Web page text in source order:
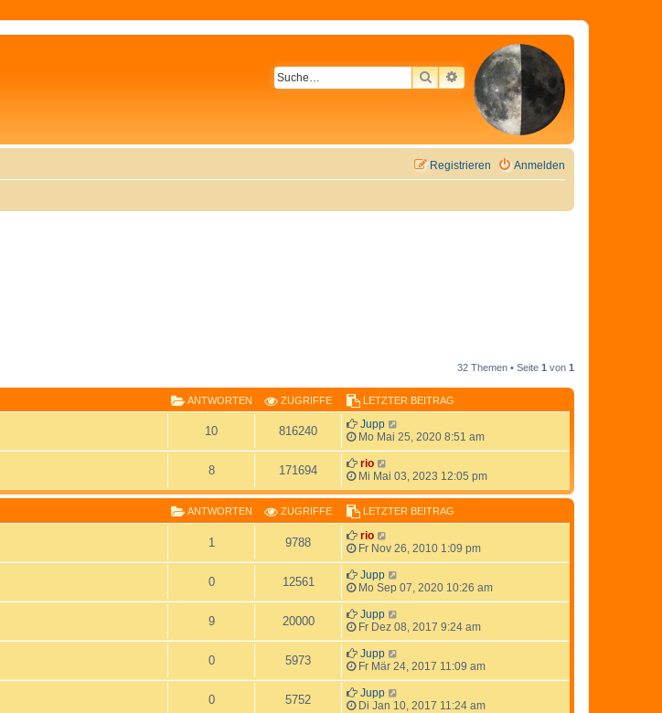
SUCHEERWEITERTE SUCHE
Anmelden
Registrieren
32 Themen • Seite 1 von 1
ANTWORTEN ZUGRIFFE LETZTER BEITRAG
10 816240
Jupp
Mo Mai 25, 2020 8:51 am
8 171694
rio
Mi Mai 03, 2023 12:05 pm
ANTWORTEN ZUGRIFFE LETZTER BEITRAG
1 9788
rio
Fr Nov 26, 2010 1:09 pm
0 12561
Jupp
Mo Sep 07, 2020 10:26 am
9 20000
Jupp
Fr Dez 08, 2017 9:24 am
0 5973
Jupp
Fr Mär 24, 2017 11:09 am
0 5752
Jupp
Di Jan 10, 2017 11:24 am